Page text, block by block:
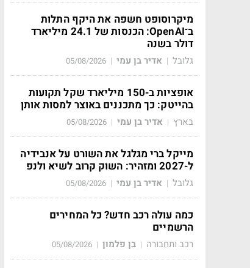
מיקרוסופט חשפה את היקף התלות
ב־OpenAI: הכנסות של 24.1 מיליארד
דולר בשנה
גלובל | אדיר בן עמי |
05/08/2026
אופציות ב-150 מיליארד שקל תקועות
בהייטק: כך מתכננים באוצר למסות אותן
בארץ | אדיר בן עמי |
05/08/2026
מייקל ברי מגלגל את השורט על אנבידיה
ל-2027 ומזהיר: השוק קרוב לשיא ולנפ
גלובל | אדיר בן עמי |
05/08/2026
כמה עולה רכב חדש? כל המחירים
הרשמיים
רכב ותחבורה | בן פלמון |
05/08/2026